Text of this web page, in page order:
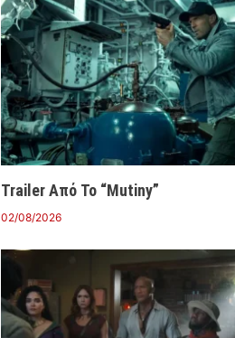
Trailer Από Το “Mutiny”
02/08/2026